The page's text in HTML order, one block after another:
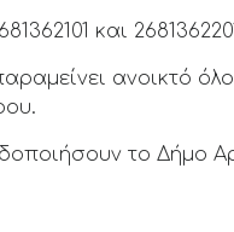
και
ανοικτό
το Δήμο